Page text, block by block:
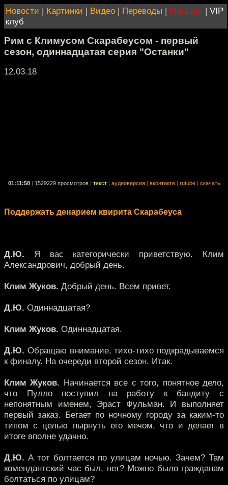
Новости | Картинки | Видео | Переводы | Магазин | VIP
клуб
Рим с Климусом Скарабеусом - первый
сезон, одиннадцатая серия "Останки"
12.03.18
01:11:58 1529229 просмотров текст аудиоверсия вконтакте rutube скачать
Поддержать денарием квирита Скарабеуса
Д.Ю. Я вас категорически приветствую. Клим
Александрович, добрый день.
Клим Жуков. Добрый день. Всем привет.
Д.Ю. Одиннадцатая?
Клим Жуков. Одиннадцатая.
Д.Ю. Обращаю внимание, тихо-тихо подкрадываемся
к финалу. На очереди второй сезон. Итак.
Клим Жуков. Начинается все с того, понятное дело,
что Пулло поступил на работу к бандиту с
непонятным именем, Эраст Фульман. И выполняет
первый заказ. Бегает по ночному городу за каким-то
типом с целью пырнуть его мечом, что и делает в
итоге вполне удачно.
Д.Ю. А тот болтается по улицам ночью. Зачем? Там
комендантский час был, нет? Можно было гражданам
болтаться по улицам?